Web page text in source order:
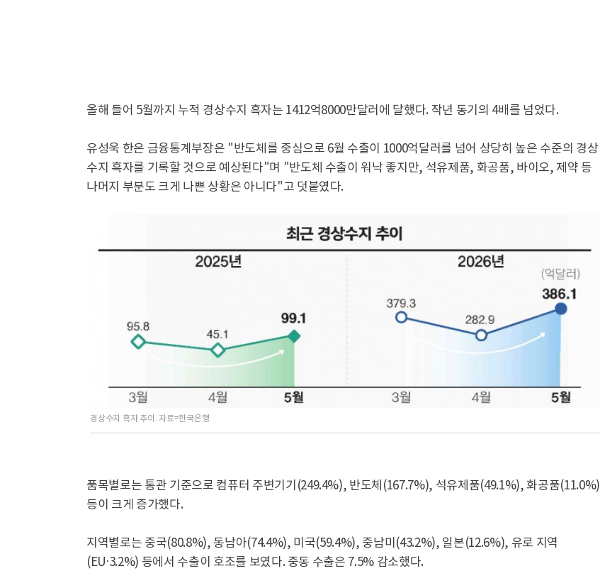
올해 들어 5월까지 누적 경상수지 흑자는 1412억8000만달러에 달했다. 작년 동기의 4배를 넘었다.
유성욱 한은 금융통계부장은 "반도체를 중심으로 6월 수출이 1000억달러를 넘어 상당히 높은 수준의 경상
수지 흑자를 기록할 것으로 예상된다"며 "반도체 수출이 워낙 좋지만, 석유제품, 화공품, 바이오, 제약 등
나머지 부분도 크게 나쁜 상황은 아니다"고 덧붙였다.
경상수지 흑자 추이. 자료=한국은행
품목별로는 통관 기준으로 컴퓨터 주변기기(249.4%), 반도체(167.7%), 석유제품(49.1%), 화공품(11.0%)
등이 크게 증가했다.
지역별로는 중국(80.8%), 동남아(74.4%), 미국(59.4%), 중남미(43.2%), 일본(12.6%), 유로 지역
(EU·3.2%) 등에서 수출이 호조를 보였다. 중동 수출은 7.5% 감소했다.